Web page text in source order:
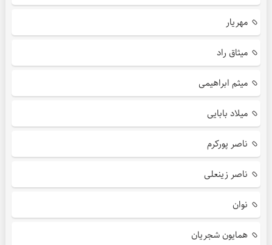
مهریار
میثاق راد
میثم ابراهیمی
میلاد بابایی
ناصر پورکرم
ناصر زینعلی
نوان
همایون شجریان